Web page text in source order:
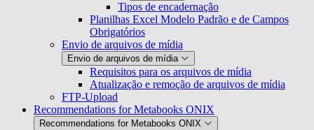
Tipos de encadernação
Planilhas Excel Modelo Padrão e de Campos
Obrigatórios
Envio de arquivos de mídia
Envio de arquivos de mídia
Requisitos para os arquivos de mídia
Atualização e remoção de arquivos de mídia
FTP-Upload
Recommendations for Metabooks ONIX
Recommendations for Metabooks ONIX